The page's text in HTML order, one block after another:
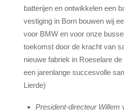
batterijen en ontwikkelen een
vestiging in Born bouwen wij
voor BMW en voor onze
toekomst door de kracht van
nieuwe fabriek in Roeselare
een jarenlange succesvolle
Lierde)
President-directeur Willem